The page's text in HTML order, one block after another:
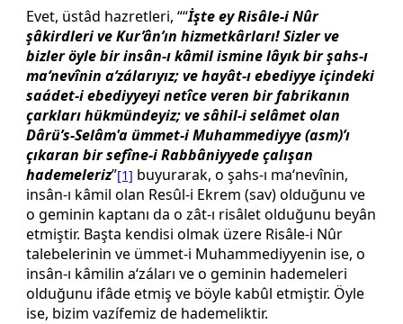
Evet, üstâd hazretleri, ““İşte ey Risâle-i Nûr
şâkirdleri ve Kur’ân’ın hizmetkârları! Sizler ve
bizler öyle bir insân-ı kâmil ismine lâyık bir şahs-ı
ma‘nevînin a‘zálarıyız; ve hayât-ı ebediyye içindeki
saádet-i ebediyyeyi netîce veren bir fabrikanın
çarkları hükmündeyiz; ve sâhil-i selâmet olan
Dârü’s-Selâm'a ümmet-i Muhammediyye (asm)’ı
çıkaran bir sefîne-i Rabbâniyyede çalışan
hademeleriz”[1] buyurarak, o şahs-ı ma‘nevînin,
insân-ı kâmil olan Resûl-i Ekrem (sav) olduğunu ve
o geminin kaptanı da o zât-ı risâlet olduğunu beyân
etmiştir. Başta kendisi olmak üzere Risâle-i Nûr
talebelerinin ve ümmet-i Muhammediyyenin ise, o
insân-ı kâmilin a‘záları ve o geminin hademeleri
olduğunu ifâde etmiş ve böyle kabûl etmiştir. Öyle
ise, bizim vazífemiz de hademeliktir.